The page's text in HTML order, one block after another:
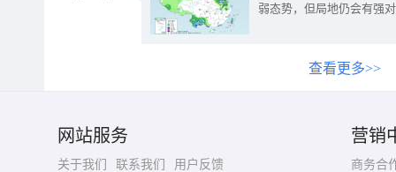
弱态势，但局地仍会有强
查看更多>>
网站服务
关于我们 联系我们
用户反馈
营销
商务合